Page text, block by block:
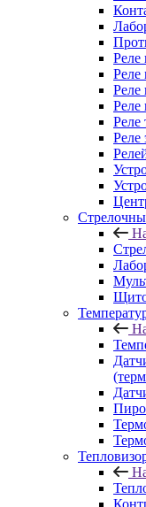
Реле
Реле
Реле
Реле
Реле
Реле